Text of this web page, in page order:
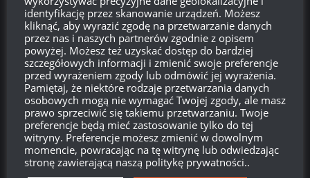
Brakwierzchołka drzewkaod:
579
Dni
13
Godzin
09
Minut
41
Sekund
PROSTO Z SUPERTESTU/ WORLD OF TANKS
identyfikację przez skanowanie urządzeń. Możesz
kliknąć, aby wyrazić zgodę na przetwarzanie danych
przez nas i naszych partnerów zgodnie z opisem
powyżej. Możesz też uzyskać dostęp do bardziej
szczegółowych informacji i zmienić swoje preferencje
przed wyrażeniem zgody lub odmówić jej wyrażenia.
Pamiętaj, że niektóre rodzaje przetwarzania danych
osobowych mogą nie wymagać Twojej zgody, ale masz
prawo sprzeciwić się takiemu przetwarzaniu. Twoje
preferencje będą mieć zastosowanie tylko do tej
witryny. Preferencje możesz zmienić w dowolnym
momencie, powracając na tę witrynę lub odwiedzając
stronę zawierającą naszą politykę prywatności..